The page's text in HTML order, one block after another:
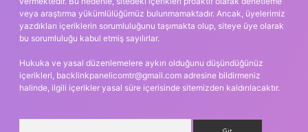
veya araştırma yükümlülüğümüz bulunmamaktadır. Ancak, üyelerimiz
yazdıkları içeriklerin sorumluluğunu taşımakta olup, siteye üye olarak
bu sorumluluğu kabul etmiş sayılırlar.
Hukuka ve yasal düzenlemelere aykırı olduğunu düşündüğünüz
içerikleri, backlinkpanelicomtr@gmail.com adresine bildirmeniz
halinde, ilgili içerikler yasal süre içerisinde sitemizden kaldırılacaktır.